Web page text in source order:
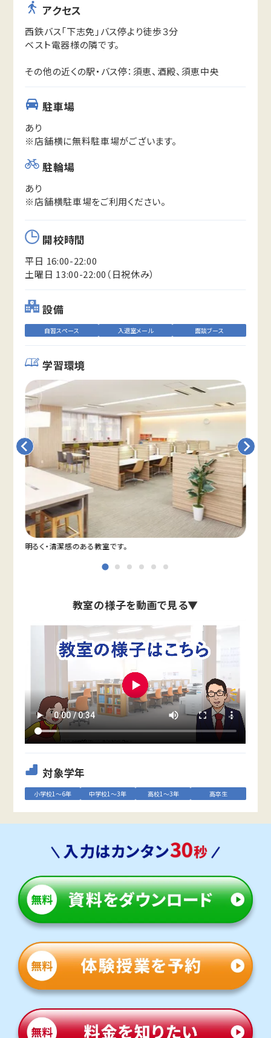
アクセス
西鉄バス「下志免」バス停より徒歩３分
ベスト電器様の隣です。
その他の近くの駅・バス停：須恵、酒殿、須恵中央
駐車場
あり
※店舗横に無料駐車場がございます。
駐輪場
あり
※店舗横駐車場をご利用ください。
開校時間
平日 16:00-22:00
土曜日 13:00-22:00（日祝休み）
設備
自習スペース 入退室メール 面談ブース
学習環境
明るく・清潔感のある教室です。
教室の様子を動画で見る▼
対象学年
小学校1～6年 中学校1～3年 高校1～3年 高卒生